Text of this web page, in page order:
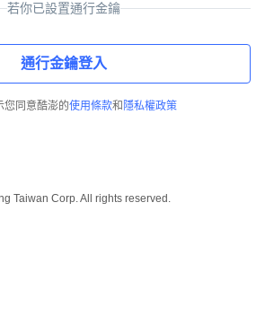
若你已設置通行金鑰
通行金鑰登入
您同意酷澎的使用條款和 隱私權政策
Taiwan Corp. All rights reserved.